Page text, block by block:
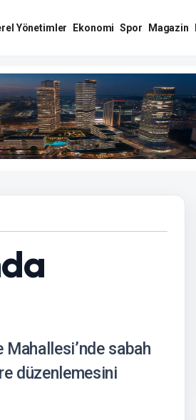
Yönetimler Ekonomi Spor Magazin
Mahallesi’nde sabah
düzenlemesini